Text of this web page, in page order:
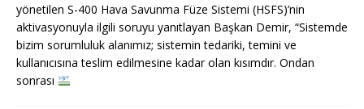
yönetilen S-400 Hava Savunma Füze Sistemi (HSFS)’nin
aktivasyonuyla ilgili soruyu yanıtlayan Başkan Demir, “Sistemde
bizim sorumluluk alanımız; sistemin tedariki, temini ve
kullanıcısına teslim edilmesine kadar olan kısımdır. Ondan
sonrası